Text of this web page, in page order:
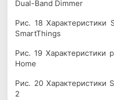
Dual-Band Dimmer
Рис. 18 Характеристики
SmartThings
Рис. 19 Характеристики
Home
Рис. 20 Характеристики
2